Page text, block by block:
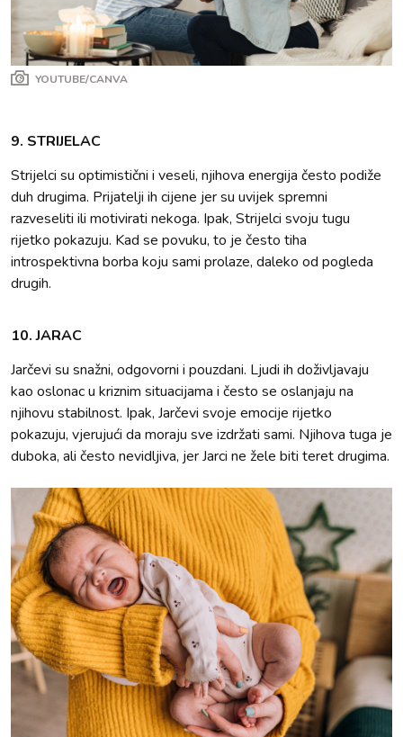
YOUTUBE/CANVA
9. STRIJELAC
Strijelci su optimistični i veseli, njihova energija često podiže
duh drugima. Prijatelji ih cijene jer su uvijek spremni
razveseliti ili motivirati nekoga. Ipak, Strijelci svoju tugu
rijetko pokazuju. Kad se povuku, to je često tiha
introspektivna borba koju sami prolaze, daleko od pogleda
drugih.
10. JARAC
Jarčevi su snažni, odgovorni i pouzdani. Ljudi ih doživljavaju
kao oslonac u kriznim situacijama i često se oslanjaju na
njihovu stabilnost. Ipak, Jarčevi svoje emocije rijetko
pokazuju, vjerujući da moraju sve izdržati sami. Njihova tuga je
duboka, ali često nevidljiva, jer Jarci ne žele biti teret drugima.